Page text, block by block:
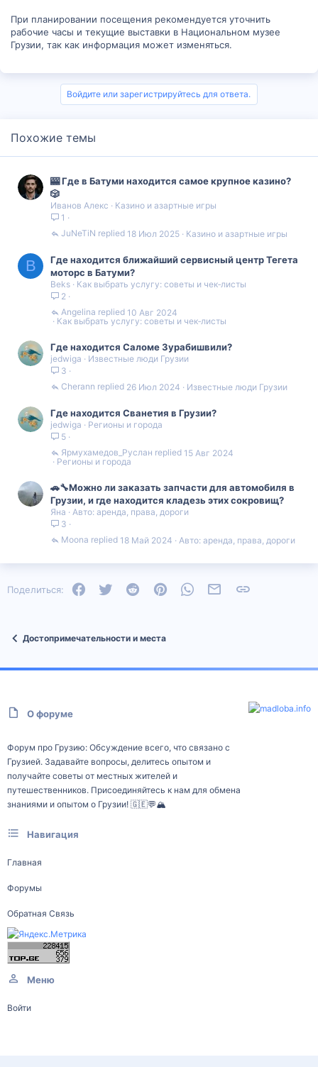
При планировании посещения рекомендуется уточнить
рабочие часы и текущие выставки в Национальном музее
Грузии, так как информация может изменяться.
Войдите или зарегистрируйтесь для ответа.
Похожие темы
🎰 Где в Батуми находится самое крупное казино?
🎲
Иванов Алекс
Казино и азартные игры
1
Казино и азартные игры
18 Июл 2025
JuNeTiN
B
Где находится ближайший сервисный центр Тегета
моторс в Батуми?
Beks
Как выбрать услугу: советы и чек‑листы
2
Как выбрать услугу: советы и чек‑листы
10 Авг 2024
Angelina
Где находится Саломе Зурабишвили?
jedwiga
Известные люди Грузии
3
Известные люди Грузии
26 Июл 2024
Cherann
Где находится Сванетия в Грузии?
jedwiga
Регионы и города
5
Регионы и города
15 Авг 2024
Ярмухамедов_Руслан
🚗🔧Можно ли заказать запчасти для автомобиля в
Грузии, и где находится кладезь этих сокровищ?
Яна
Авто: аренда, права, дороги
3
Авто: аренда, права, дороги
18 Май 2024
Moona
Поделиться: FacebookTwitter Reddit PinterestWhatsAppЭлектронная почта
Достопримечательности и места
О форуме
Форум про Грузию: Обсуждение всего, что связано с
Грузией. Задавайте вопросы, делитесь опытом и
получайте советы от местных жителей и
путешественников. Присоединяйтесь к нам для обмена
знаниями и опытом о Грузии! 🇬🇪💬🏔️
Навигация
Главная
Форумы
Обратная Связь
Меню
Войти